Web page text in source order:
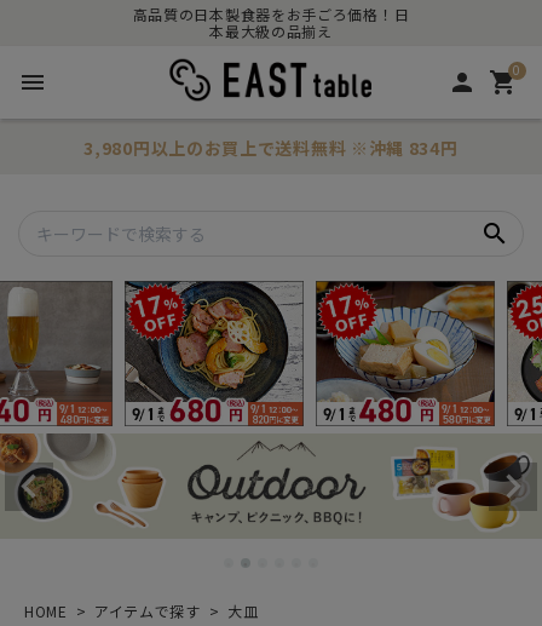
高品質の日本製食器をお手ごろ価格！日
本最大級の品揃え
menu person 0
shopping_cart
3,980円以上のお買上で送料無料 ※沖縄 834円
search
HOME アイテムで探す
大皿